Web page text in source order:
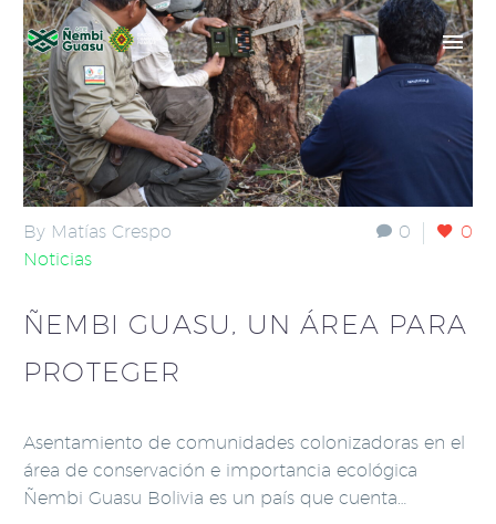
0 0
By Matías Crespo
Noticias
ÑEMBI GUASU, UN ÁREA PARA
PROTEGER
Asentamiento de comunidades colonizadoras en el
área de conservación e importancia ecológica
Ñembi Guasu Bolivia es un país que cuenta…